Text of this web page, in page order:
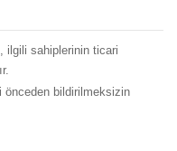
ilgili sahiplerinin ticari
önceden bildirilmeksizin